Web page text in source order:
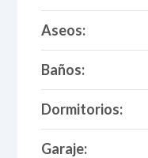
Aseos:
Baños:
Dormitorios:
Garaje: